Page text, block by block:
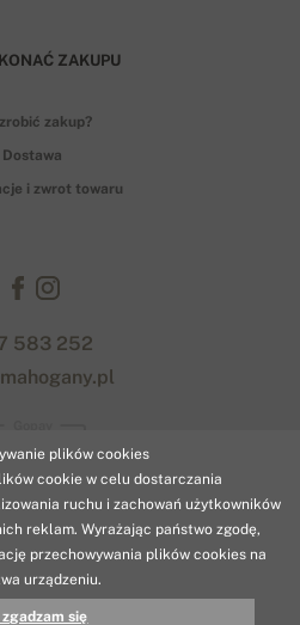
ZAKUPU
zakup?
Dostawa
i zwrot towaru
583 252
plików cookies
cookie w celu dostarczania
ruchu i zachowań użytkowników
reklam. Wyrażając państwo zgodę,
przechowywania plików cookies na
urządzeniu.
zgadzam się